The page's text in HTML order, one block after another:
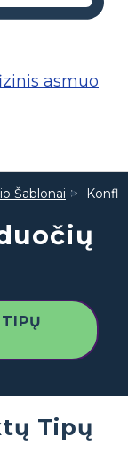
asmuo
Šablonai
Tipų